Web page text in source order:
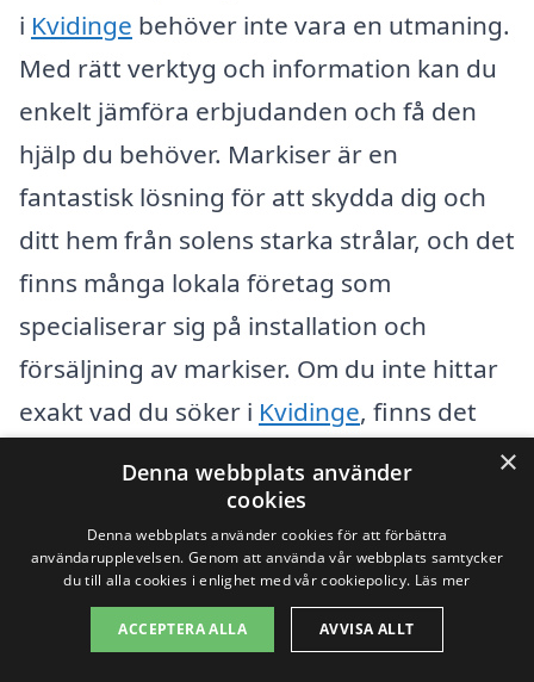
i Kvidinge behöver inte vara en utmaning.
Med rätt verktyg och information kan du
enkelt jämföra erbjudanden och få den
hjälp du behöver. Markiser är en
fantastisk lösning för att skydda dig och
ditt hem från solens starka strålar, och det
finns många lokala företag som
specialiserar sig på installation och
försäljning av markiser. Om du inte hittar
exakt vad du söker i Kvidinge, finns det
professionell hjälp.
Några av städerna du kan överväga
inkluderar:
×
Denna webbplats använder
cookies
Denna webbplats använder cookies för att förbättra
användarupplevelsen. Genom att använda vår webbplats samtycker
du till alla cookies i enlighet med vår cookiepolicy. Läs mer
ACCEPTERA ALLA AVVISA ALLT